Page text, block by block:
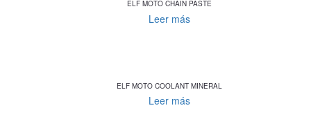
ELF MOTO CHAIN PASTE
Leer más
ELF MOTO COOLANT MINERAL
Leer más